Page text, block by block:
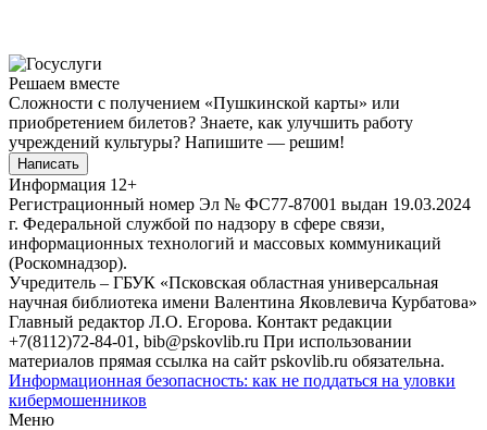
Решаем вместе
Сложности с получением «Пушкинской карты» или
приобретением билетов? Знаете, как улучшить работу
учреждений культуры? Напишите — решим!
Написать
Информация 12+
Регистрационный номер Эл № ФС77-87001 выдан 19.03.2024
г. Федеральной службой по надзору в сфере связи,
информационных технологий и массовых коммуникаций
(Роскомнадзор).
Учредитель – ГБУК «Псковская областная универсальная
научная библиотека имени Валентина Яковлевича Курбатова»
Главный редактор Л.О. Егорова. Контакт редакции
+7(8112)72-84-01, bib@pskovlib.ru При использовании
материалов прямая ссылка на сайт pskovlib.ru обязательна.
Информационная безопасность: как не поддаться на уловки
кибермошенников
Меню